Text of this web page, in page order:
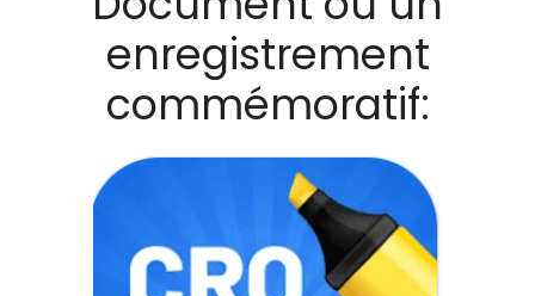
enregistrement
commémoratif: